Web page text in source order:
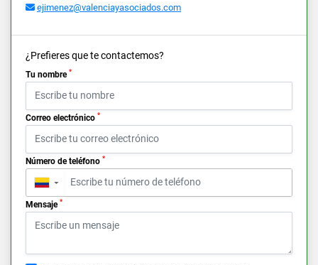
ejimenez@valenciayasociados.com
¿Prefieres que te contactemos?
Tu nombre *
Correo electrónico *
Número de teléfono *
▼
Mensaje *